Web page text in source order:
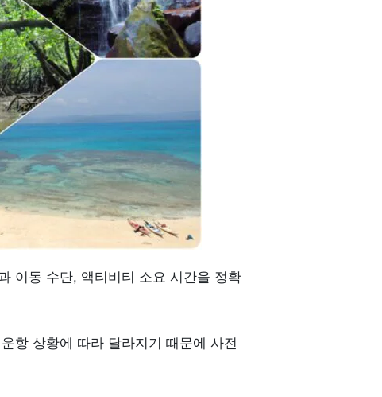
이동 수단, 액티비티 소요 시간을 정확
항 상황에 따라 달라지기 때문에 사전